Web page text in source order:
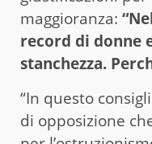
maggioranza:
record di donne
stanchezza.
“In questo
di opposizione